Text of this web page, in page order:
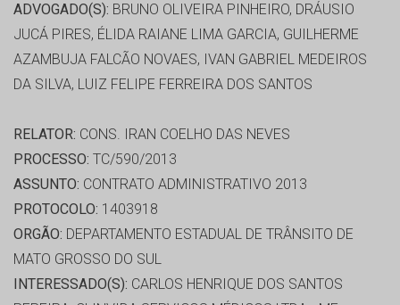
ADVOGADO(S): BRUNO OLIVEIRA PINHEIRO, DRÁUSIO
JUCÁ PIRES, ÉLIDA RAIANE LIMA GARCIA, GUILHERME
AZAMBUJA FALCÃO NOVAES, IVAN GABRIEL MEDEIROS
DA SILVA, LUIZ FELIPE FERREIRA DOS SANTOS
RELATOR: CONS. IRAN COELHO DAS NEVES
PROCESSO: TC/590/2013
ASSUNTO: CONTRATO ADMINISTRATIVO 2013
PROTOCOLO: 1403918
ORGÃO: DEPARTAMENTO ESTADUAL DE TRÂNSITO DE
MATO GROSSO DO SUL
INTERESSADO(S): CARLOS HENRIQUE DOS SANTOS